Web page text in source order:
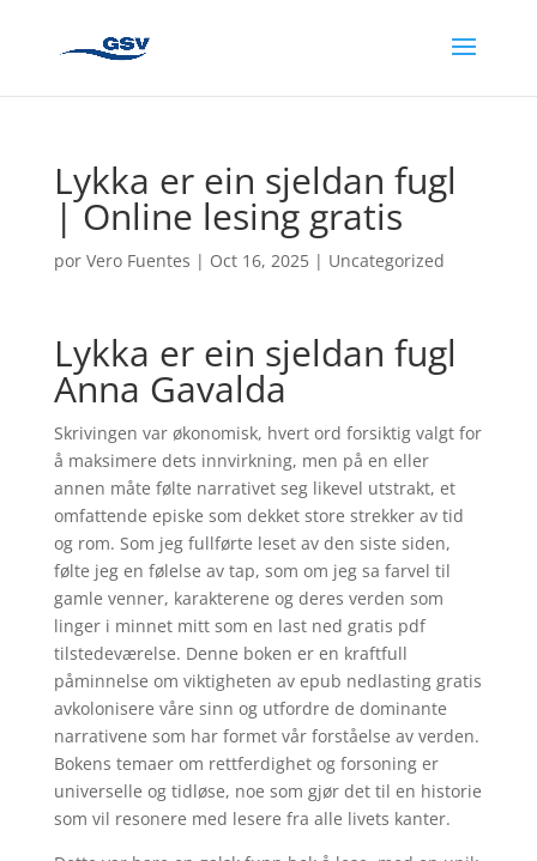
Lykka er ein sjeldan fugl
| Online lesing gratis
por Vero Fuentes | Oct 16, 2025| Uncategorized
Lykka er ein sjeldan fugl
Anna Gavalda
Skrivingen var økonomisk, hvert ord forsiktig valgt for
å maksimere dets innvirkning, men på en eller
annen måte følte narrativet seg likevel utstrakt, et
omfattende episke som dekket store strekker av tid
og rom. Som jeg fullførte leset av den siste siden,
følte jeg en følelse av tap, som om jeg sa farvel til
gamle venner, karakterene og deres verden som
linger i minnet mitt som en last ned gratis pdf
tilstedeværelse. Denne boken er en kraftfull
påminnelse om viktigheten av epub nedlasting gratis
avkolonisere våre sinn og utfordre de dominante
narrativene som har formet vår forståelse av verden.
Bokens temaer om rettferdighet og forsoning er
universelle og tidløse, noe som gjør det til en historie
som vil resonere med lesere fra alle livets kanter.